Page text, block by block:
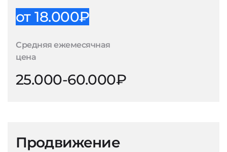
от 18.000₽
Средняя ежемесячная
цена
25.000-60.000₽
Продвижение